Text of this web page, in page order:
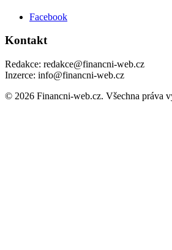
Facebook
Kontakt
Redakce: redakce@financni-web.cz
Inzerce: info@financni-web.cz
© 2026 Financni-web.cz. Všechna práva